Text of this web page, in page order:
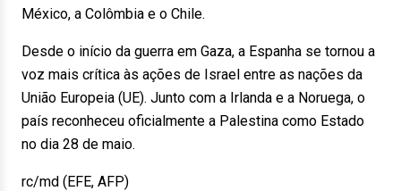
México, a Colômbia e o Chile.
Desde o início da guerra em Gaza, a Espanha se tornou a
voz mais crítica às ações de Israel entre as nações da
União Europeia (UE). Junto com a Irlanda e a Noruega, o
país reconheceu oficialmente a Palestina como Estado
no dia 28 de maio.
rc/md (EFE, AFP)